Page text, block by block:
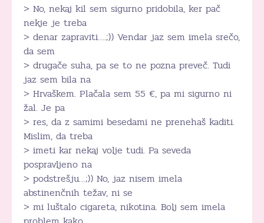
> No, nekaj kil sem sigurno pridobila, ker pač
nekje je treba
> denar zapraviti….;)) Vendar jaz sem imela srečo,
da sem
> drugače suha, pa se to ne pozna preveč. Tudi
jaz sem bila na
> Hrvaškem. Plačala sem 55 €, pa mi sigurno ni
žal. Je pa
> res, da z samimi besedami ne prenehaš kaditi.
Mislim, da treba
> imeti kar nekaj volje tudi. Pa seveda
pospravljeno na
> podstrešju…;)) No, jaz nisem imela
abstinenčnih težav, ni se
> mi luštalo cigareta, nikotina. Bolj sem imela